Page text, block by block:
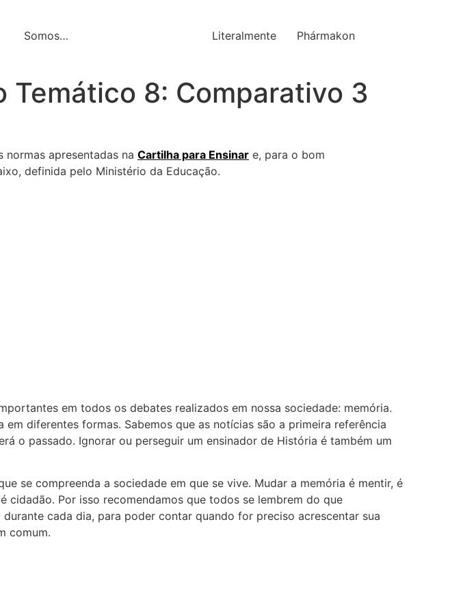
Somos… Literalmente Phármakon
8: Comparativo 3
apresentadas na Cartilha para Ensinar e, para o bom
definida pelo Ministério da Educação.
em todos os debates realizados em nossa sociedade: memória.
diferentes formas. Sabemos que as notícias são a primeira referência
o passado. Ignorar ou perseguir um ensinador de História é também um
se compreenda a sociedade em que se vive. Mudar a memória é mentir, é
cidadão. Por isso recomendamos que todos se lembrem do que
cada dia, para poder contar quando for preciso acrescentar sua
comum.